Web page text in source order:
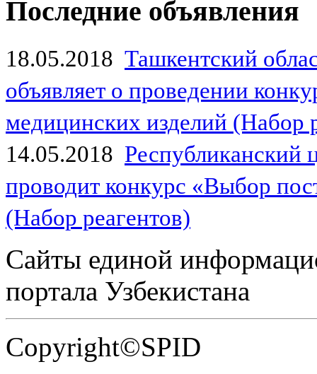
Последние объявления
18.05.2018 Ташкентский
объявляет о проведении
медицинских изделий (Набор
14.05.2018
проводит конкурс «Выбор
(Набор реагентов)
Сайты единой
портала Узбекистана
Copyright©SPID